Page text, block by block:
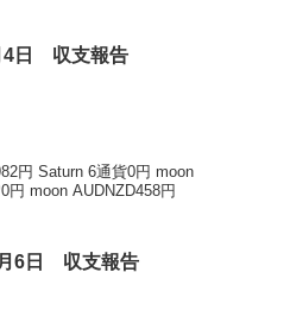
4日 収支報告
円 Saturn 6通貨0円 moon
円 moon AUDNZD458円
6日 収支報告